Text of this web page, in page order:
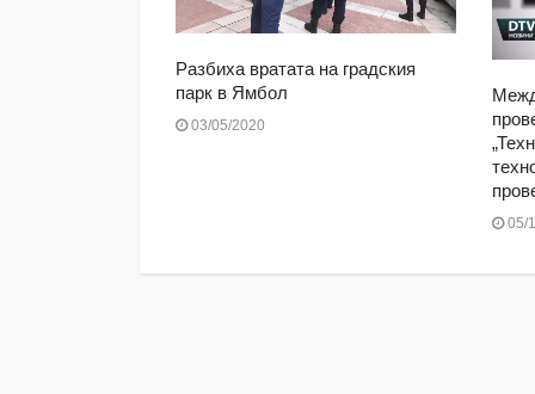
Разбиха вратата на градския
парк в Ямбол
03/05/2020
05/